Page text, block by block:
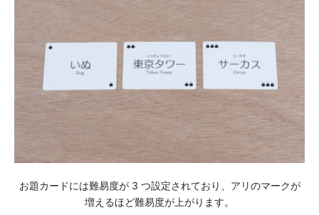
お題カードには難易度が 3 つ設定されており、アリのマークが
増えるほど難易度が上がります。